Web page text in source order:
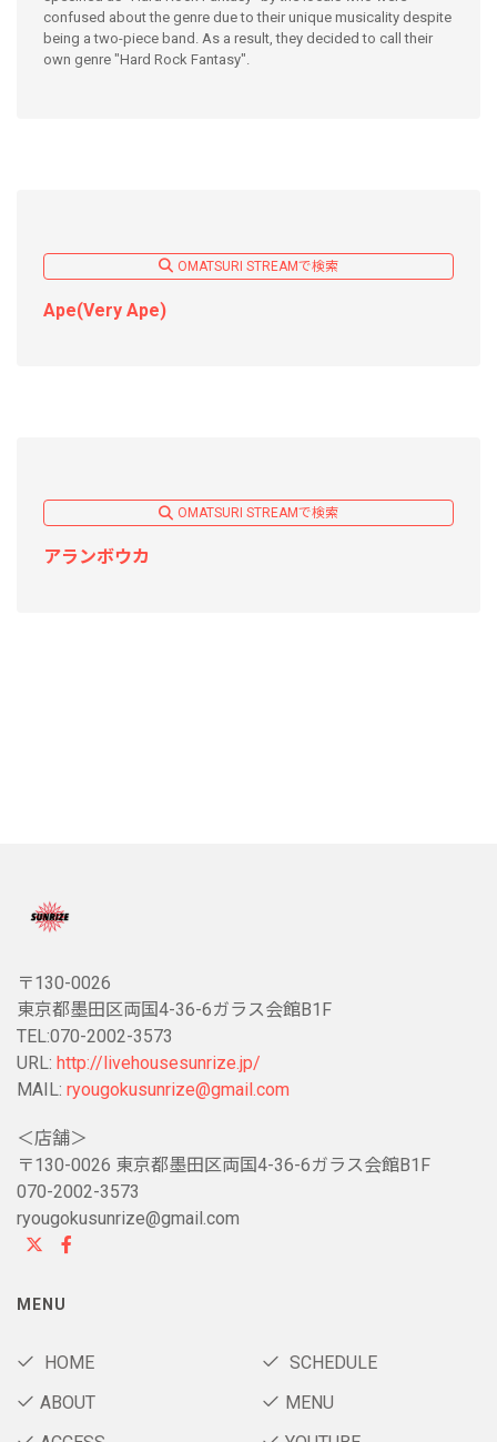
confused about the genre due to their unique musicality despite
being a two-piece band. As a result, they decided to call their
own genre "Hard Rock Fantasy".
OMATSURI STREAMで検索
Ape(Very Ape)
OMATSURI STREAMで検索
アランボウカ
〒130-0026
東京都墨田区両国4-36-6ガラス会館B1F
TEL:070-2002-3573
URL: http://livehousesunrize.jp/
MAIL: ryougokusunrize@gmail.com
＜店舗＞
〒130-0026 東京都墨田区両国4-36-6ガラス会館B1F
070-2002-3573
ryougokusunrize@gmail.com
MENU
HOME
SCHEDULE
ABOUT
MENU